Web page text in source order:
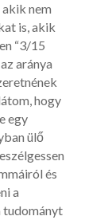
nem
is, akik
“3/15
aránya
hogy
egy
ülő
és
a
tudományt